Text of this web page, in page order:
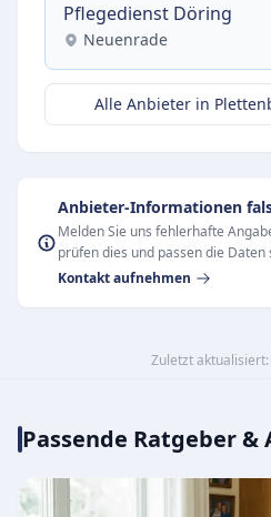
Pflegedienst Döring
Neuenrade
Alle Anbieter in
Anbieter-Informationen
Melden Sie uns fehlerhafte
prüfen dies und passen die
Kontakt aufnehmen
Zuletzt aktualisiert:
Passende Ratgeber &